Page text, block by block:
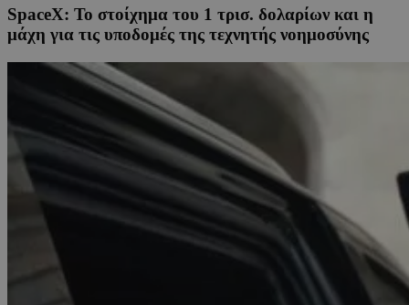
SpaceX: Το στοίχημα του 1 τρισ. δολαρίων και η
μάχη για τις υποδομές της τεχνητής νοημοσύνης